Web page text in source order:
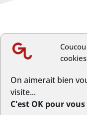
On aimerait bien
visite...
C'est OK pour vous
Article